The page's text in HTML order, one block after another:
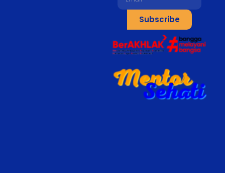
Subscribe